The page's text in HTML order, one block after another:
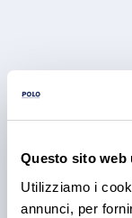
Questo sito web
Utilizziamo i
annunci, per
PRODOTTI